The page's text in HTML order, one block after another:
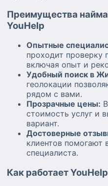
Преимущества
YouHelp
Опытные
проходит проверку
включая опыт и
Удобный поиск в
геолокации
рядом с вами.
Прозрачные цены:
стоимость услуг и
вариант.
Достоверные
клиентов помогают
специалиста.
Как работает